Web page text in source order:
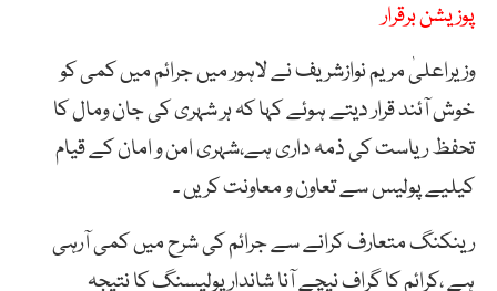
پوزیشن برقرار
وزیراعلیٰ مریم نوازشریف نے لاہور میں جرائم میں کمی کو
خوش آئند قرار دیتے ہوئے کہا کہ ہر شہری کی جان ومال کا
تحفظ ریاست کی ذمہ داری ہے،شہری امن و امان کے قیام
کیلیے پولیس سے تعاون و معاونت کریں ۔
رینکنگ متعارف کرانے سے جرائم کی شرح میں کمی آرہی
ہے ،کرائم کا گراف نیچے آنا شاندار پولیسنگ کا نتیجہ